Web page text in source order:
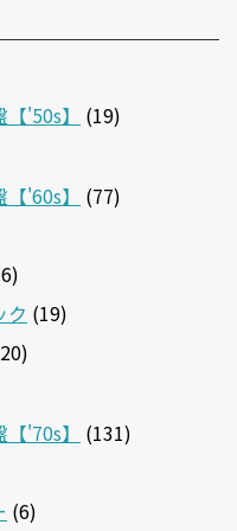
'50s】
(19)
'60s】
(77)
ク (19)
'70s】
(131)
(6)